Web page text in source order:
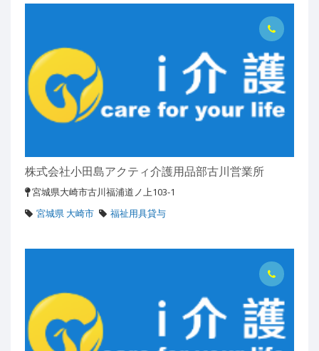
株式会社小田島アクティ介護用品部古川営業所
宮城県大崎市古川福浦道ノ上103-1
宮城県 大崎市
福祉用具貸与